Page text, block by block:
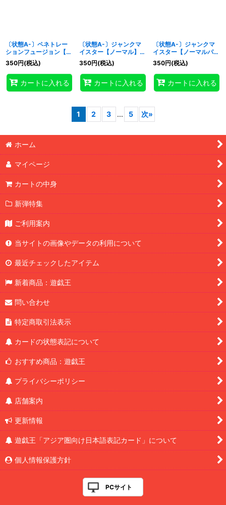
〔状態A-〕ペネトレー
ションフュージョン【シ
ークレット
SPECIALREDVer.】
{26PP-JP015}《魔法》
350円(税込)
カートに入れる
〔状態A-〕ジャンクマ
イスター【ノーマル】
{26PP-JP008}《モン
スター》
350円(税込)
カートに入れる
〔状態A-〕ジャンクマ
イスター【ノーマルパラ
レル】{26PP-JP008}
《モンスター》
350円(税込)
カートに入れる
1 2 3 ... 5 次»
ホーム
マイページ
カートの中身
新弾特集
ご利用案内
当サイトの画像やデータの利用について
最近チェックしたアイテム
新着商品：遊戯王
問い合わせ
特定商取引法表示
カードの状態表記について
おすすめ商品：遊戯王
プライバシーポリシー
店舗案内
更新情報
遊戯王「アジア圏向け日本語表記カード」について
個人情報保護方針
PCサイト